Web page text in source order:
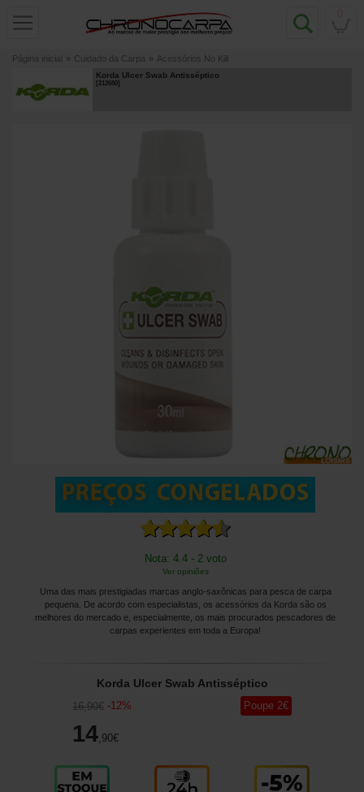
Página inicial » Cuidado da Carpa » Acessórios No Kill
Korda Ulcer Swab Antisséptico
[212680]
Nota: 4.4 - 2 voto
Ver opiniões
Uma das mais prestigiadas marcas anglo-saxônicas para pesca de carpa
pequena. De acordo com especialistas, os acessórios da Korda são os
melhores do mercado e, especialmente, os mais procurados pescadores de
carpas experientes em toda a Europa!
Korda Ulcer Swab Antisséptico
16,90€ -12%
14 ,90€
Poupe 2€